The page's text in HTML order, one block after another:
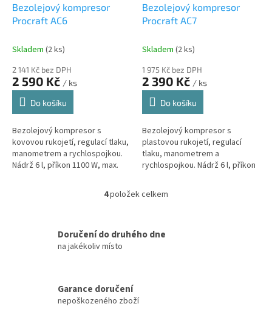
Bezolejový kompresor
Procraft AC6
Skladem (2 ks)
2 141 Kč bez DPH
2 590 Kč / ks
Do košíku
Bezolejový kompresor s
kovovou rukojetí, regulací tlaku,
manometrem a rychlospojkou.
Nádrž 6 l, příkon 1100 W, max.
Bezolejový kompresor
Procraft AC7
Skladem (2 ks)
1 975 Kč bez DPH
2 390 Kč / ks
Do košíku
Bezolejový kompresor s
plastovou rukojetí, regulací
tlaku, manometrem a
rychlospojkou. Nádrž 6 l, příkon
výkon 159 l/min, 2 písty. V
balení...
O
á
r
4položek celkem
Doručení do druhého dne
na jakékoliv místo
Garance doručení
nepoškozeného zboží